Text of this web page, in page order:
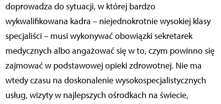
doprowadza do sytuacji, w której bardzo
wykwalifikowana kadra – niejednokrotnie wysokiej klasy
specjaliści – musi wykonywać obowiązki sekretarek
medycznych albo angażować się w to, czym powinno się
zajmować w podstawowej opieki zdrowotnej. Nie ma
wtedy czasu na doskonalenie wysokospecjalistycznych
usług, wizyty w najlepszych ośrodkach na świecie,